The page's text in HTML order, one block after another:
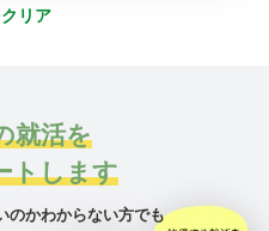
リア
就活を
トします
のかわからない方でも